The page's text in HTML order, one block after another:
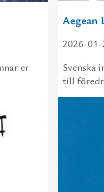
er
Aegean
2026-01-
Svens­ka
till